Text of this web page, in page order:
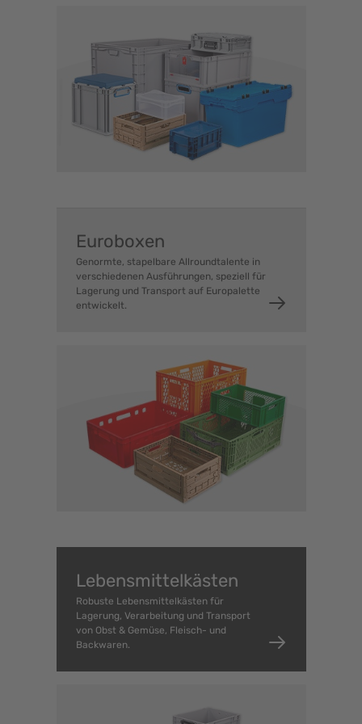
Aufbewahrungsboxen online bestellen.
Euroboxen
Genormte, stapelbare Allroundtalente in
verschiedenen Ausführungen, speziell für
Lagerung und Transport auf Europalette
entwickelt.
Lebensmittel­kästen
Robuste Lebensmittelkästen für
Lagerung, Verarbeitung und Transport
von Obst & Gemüse, Fleisch- und
Backwaren.